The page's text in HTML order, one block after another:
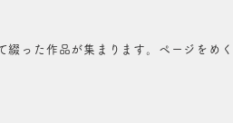
った作品が集まります。ページをめ